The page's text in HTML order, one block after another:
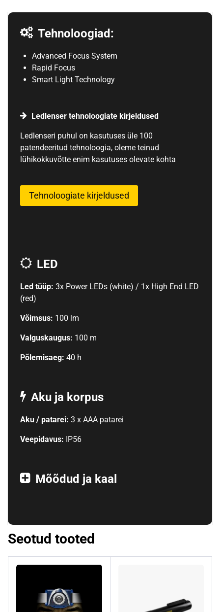
Tehnoloogiad:
Advanced Focus System
Rapid Focus
Smart Light Technology
Ledlenser tehnoloogiate kirjeldused
Ledlenseri puhul on kasutuses üle 100
patendeeritud tehnoloogia, oleme teinud
lühikokkuvõtte enim kasutuses olevate kohta
Tehnoloogiate kirjeldused
LED
Led tüüp: 3x Power LEDs (white) / 1x High End LED
(red)
Võimsus: 100 lm
Valguskaugus: 100 m
Põlemisaeg: 40 h
Aku ja korpus
Aku / patarei: 3 x AAA patarei
Veepidavus: IP56
Mõõdud ja kaal
Seotud tooted